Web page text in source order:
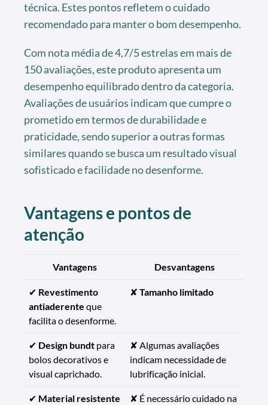
técnica. Estes pontos refletem o cuidado
recomendado para manter o bom desempenho.
Com nota média de 4,7/5 estrelas em mais de
150 avaliações, este produto apresenta um
desempenho equilibrado dentro da categoria.
Avaliações de usuários indicam que cumpre o
prometido em termos de durabilidade e
praticidade, sendo superior a outras formas
similares quando se busca um resultado visual
sofisticado e facilidade no desenforme.
Vantagens e pontos de
atenção
Vantagens Desvantagens
✔ Revestimento
antiaderente que
facilita o desenforme.
✘ Tamanho limitado
✔ Design bundt para
bolos decorativos e
visual caprichado.
✘ Algumas avaliações
indicam necessidade de
lubrificação inicial.
✔ Material resistente
✘ É necessário cuidado na